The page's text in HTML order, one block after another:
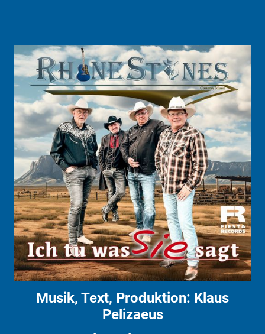
Musik, Text, Produktion: Klaus
Pelizaeus